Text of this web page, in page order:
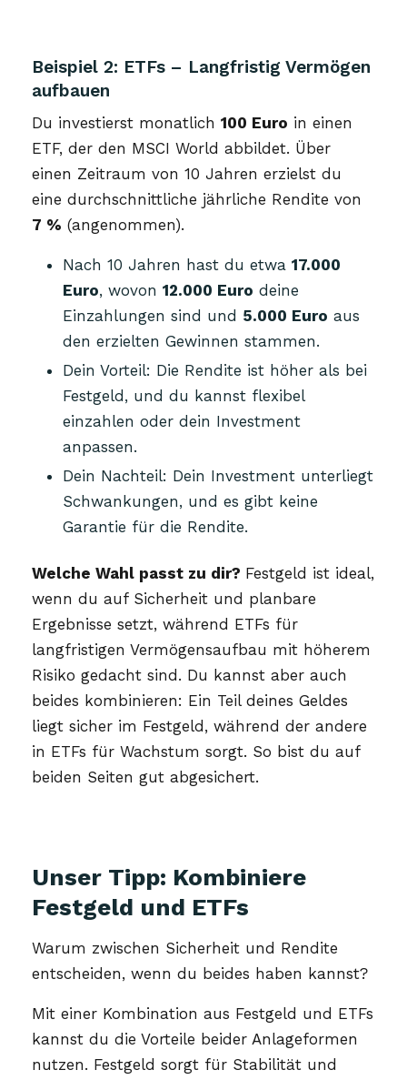
Beispiel 2: ETFs – Langfristig Vermögen
aufbauen
Du investierst monatlich 100 Euro in einen
ETF, der den MSCI World abbildet. Über
einen Zeitraum von 10 Jahren erzielst du
eine durchschnittliche jährliche Rendite von
7 % (angenommen).
Nach 10 Jahren hast du etwa 17.000
Euro, wovon 12.000 Euro deine
Einzahlungen sind und 5.000 Euro aus
den erzielten Gewinnen stammen.
Dein Vorteil: Die Rendite ist höher als bei
Festgeld, und du kannst flexibel
einzahlen oder dein Investment
anpassen.
Dein Nachteil: Dein Investment unterliegt
Schwankungen, und es gibt keine
Garantie für die Rendite.
Welche Wahl passt zu dir? Festgeld ist ideal,
wenn du auf Sicherheit und planbare
Ergebnisse setzt, während ETFs für
langfristigen Vermögensaufbau mit höherem
Risiko gedacht sind. Du kannst aber auch
beides kombinieren: Ein Teil deines Geldes
liegt sicher im Festgeld, während der andere
in ETFs für Wachstum sorgt. So bist du auf
beiden Seiten gut abgesichert.
Unser Tipp: Kombiniere
Festgeld und ETFs
Warum zwischen Sicherheit und Rendite
entscheiden, wenn du beides haben kannst?
Mit einer Kombination aus Festgeld und ETFs
kannst du die Vorteile beider Anlageformen
nutzen. Festgeld sorgt für Stabilität und